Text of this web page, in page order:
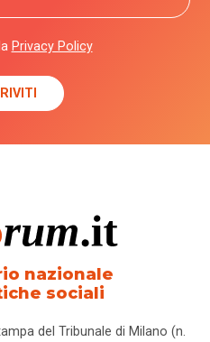
Privacy Policy
nazionale
sociali
del Tribunale di Milano (n.